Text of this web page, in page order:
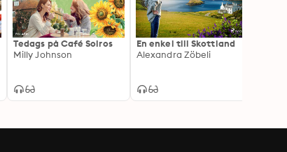
Tedags på Café Solros
Milly Johnson
En enkel till Skottland
Alexandra Zöbeli